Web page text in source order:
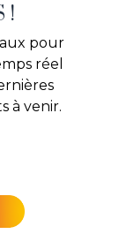
!
pour
réel
à venir.